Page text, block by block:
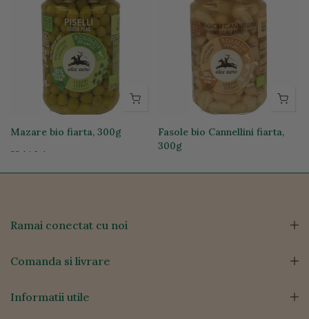
Mazare bio fiarta, 300g
22,14 lei
Fasole bio Cannellini fiarta,
300g
Ramai conectat cu noi
Comanda si livrare
Informatii utile